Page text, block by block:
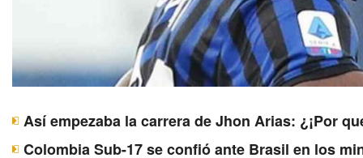
Así empezaba la carrera de Jhon Arias: ¿¡Por
Colombia Sub-17 se confió ante Brasil en los